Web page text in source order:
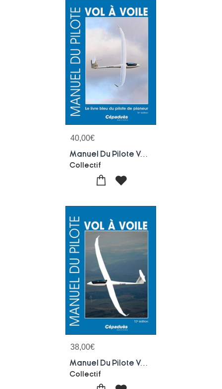
40,00€
Manuel Du Pilote Vol A Voile ; Le Livre Bleu Du Pilote De Planeur (14e Edition)
Collectif
38,00€
Manuel Du Pilote Vol A Voile (12e Edition)
Collectif